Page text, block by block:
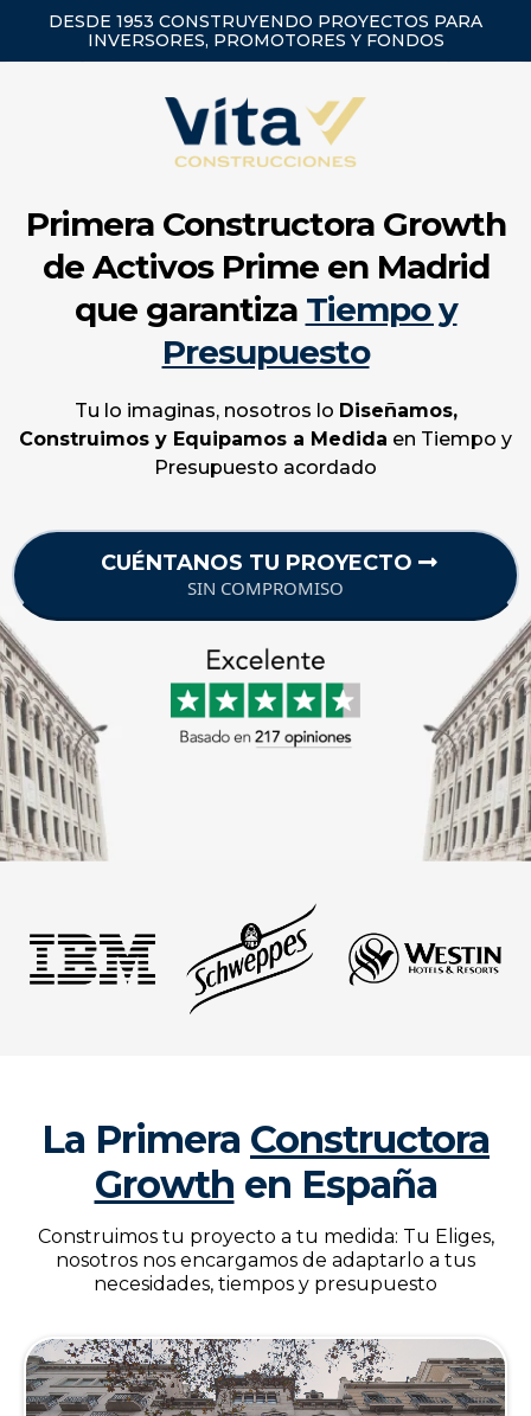
DESDE 1953 CONSTRUYENDO PROYECTOS PARA
INVERSORES, PROMOTORES Y FONDOS
Primera Constructora Growth
de Activos Prime en Madrid
que garantiza Tiempo y
Presupuesto
Tu lo imaginas, nosotros lo Diseñamos,
Construimos y Equipamos a Medida en Tiempo y
Presupuesto acordado
CUÉNTANOS TU PROYECTO
SIN COMPROMISO
La Primera Constructora
Growth en España
Construimos tu proyecto a tu medida: Tu Eliges,
nosotros nos encargamos de adaptarlo a tus
necesidades, tiempos y presupuesto